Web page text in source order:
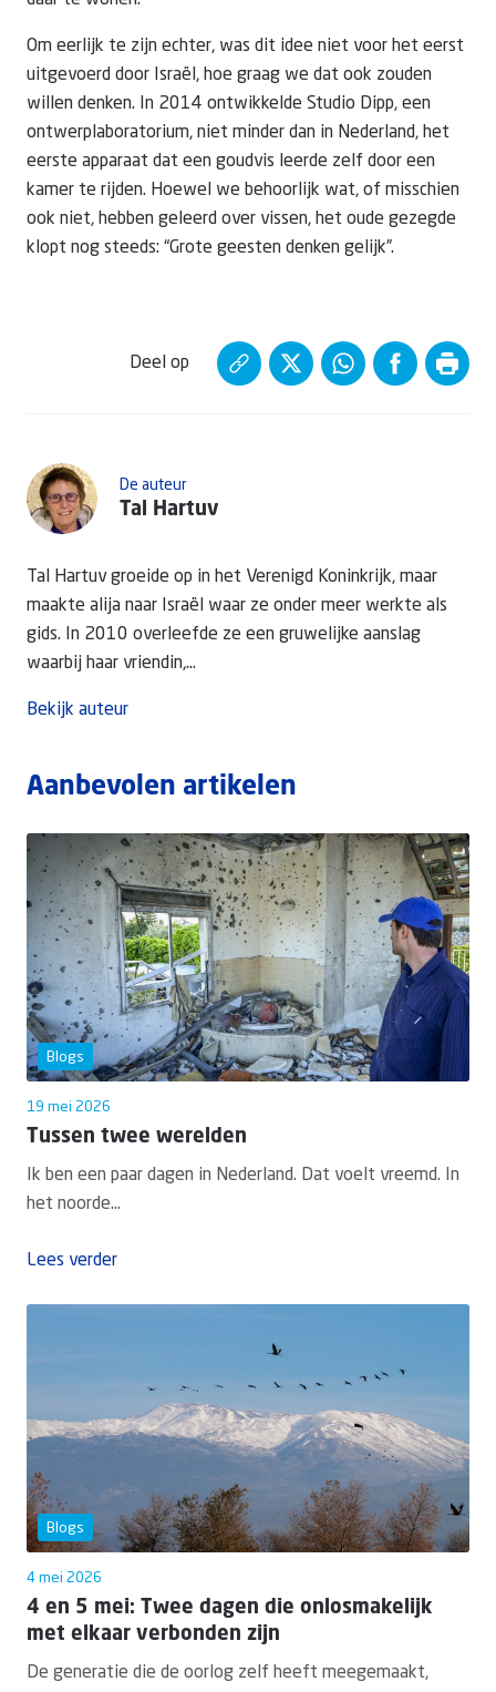
Om eerlijk te zijn echter, was dit idee niet voor het eerst
uitgevoerd door Israël, hoe graag we dat ook zouden
willen denken. In 2014 ontwikkelde Studio Dipp, een
ontwerplaboratorium, niet minder dan in Nederland, het
eerste apparaat dat een goudvis leerde zelf door een
kamer te rijden. Hoewel we behoorlijk wat, of misschien
ook niet, hebben geleerd over vissen, het oude gezegde
klopt nog steeds: “Grote geesten denken gelijk”.
De auteur
Tal Hartuv
Tal Hartuv groeide op in het Verenigd Koninkrijk, maar
maakte alija naar Israël waar ze onder meer werkte als
gids. In 2010 overleefde ze een gruwelijke aanslag
waarbij haar vriendin,...
Bekijk auteur
Deel op
Aanbevolen artikelen
Blogs
19 mei 2026
Tussen twee werelden
Ik ben een paar dagen in Nederland. Dat voelt vreemd. In
het noorde...
Lees verder
Blogs
4 mei 2026
4 en 5 mei: Twee dagen die onlosmakelijk
met elkaar verbonden zijn
De generatie die de oorlog zelf heeft meegemaakt,